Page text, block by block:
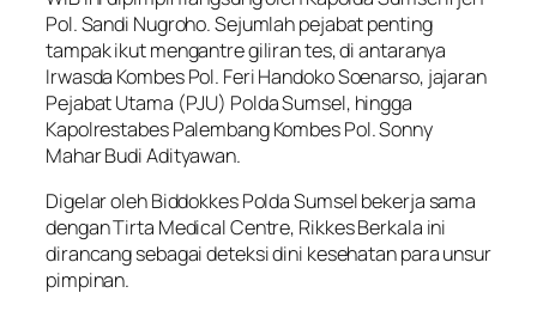
Pol. Sandi Nugroho. Sejumlah pejabat penting
tampak ikut mengantre giliran tes, di antaranya
Irwasda Kombes Pol. Feri Handoko Soenarso, jajaran
Pejabat Utama (PJU) Polda Sumsel, hingga
Kapolrestabes Palembang Kombes Pol. Sonny
Mahar Budi Adityawan.
Digelar oleh Biddokkes Polda Sumsel bekerja sama
dengan Tirta Medical Centre, Rikkes Berkala ini
dirancang sebagai deteksi dini kesehatan para unsur
pimpinan.